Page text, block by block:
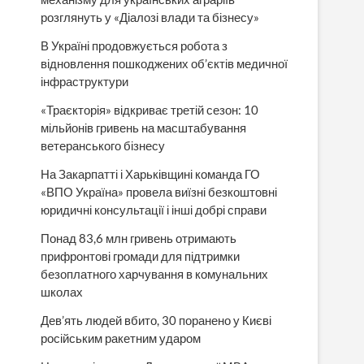
розглянуть у «Діалозі влади та бізнесу»
В Україні продовжується робота з
відновлення пошкоджених об’єктів медичної
інфраструктури
«Траєкторія» відкриває третій сезон: 10
мільйонів гривень на масштабування
ветеранського бізнесу
На Закарпатті і Харьківщині команда ГО
«ВПО Україна» провела виїзні безкоштовні
юридичні консультації і інші добрі справи
Понад 83,6 млн гривень отримають
прифронтові громади для підтримки
безоплатного харчування в комунальних
школах
Дев’ять людей вбито, 30 поранено у Києві
російським ракетним ударом